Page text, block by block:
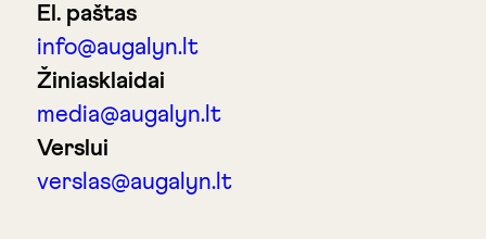
El. paštas
info@augalyn.lt
Žiniasklaidai
media@augalyn.lt
Verslui
verslas@augalyn.lt